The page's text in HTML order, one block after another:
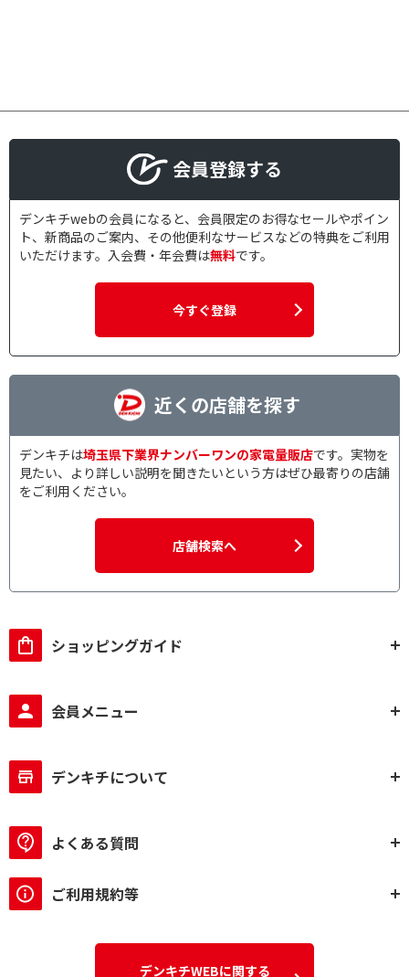
会員登録する
デンキチwebの会員になると、会員限定のお得なセールやポイン
ト、新商品のご案内、その他便利なサービスなどの特典をご利用
いただけます。入会費・年会費は無料です。
今すぐ登録
近くの店舗を探す
デンキチは埼玉県下業界ナンバーワンの家電量販店です。実物を
見たい、より詳しい説明を聞きたいという方はぜひ最寄りの店舗
をご利用ください。
店舗検索へ
ショッピングガイド
会員メニュー
デンキチについて
よくある質問
ご利用規約等
デンキチWEBに関する